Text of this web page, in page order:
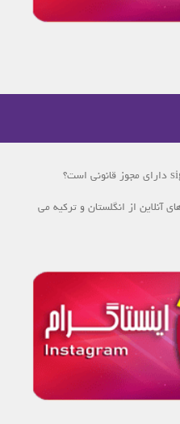
آنلاین از انگلستان و ترکیه می